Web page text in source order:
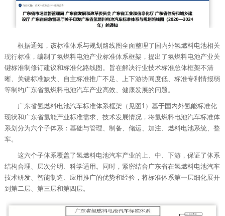
根据通知，该标准体系与规划路线图全面整理了国内外氢燃料电池相关
现行标准，编制了氢燃料电池产业标准体系框架，提出了氢燃料电池产业关
键标准制修订建议和标准化路线图。旨在解决行业技术标准总体框架不清
晰、关键标准缺失、自主标准推广不足、上下游协同度低、标准专利情报弱
等制约广东省氢燃料电池汽车产业高效、健康发展的问题。
广东省氢燃料电池汽车标准体系框架（见图1）基于国内外氢能标准化
现状和广东省氢能产业标准需求、技术发展情况，将氢燃料电池汽车标准体
系划分为六个子体系：基础与管理、制备、储运、加注、燃料电池系统、整
车。
这六个子体系覆盖了氢燃料电池汽车产业的上、中、下游，保证了体系
结构合理、层次分明、科学适用。同时，紧密结合广东省在氢燃料电池汽车
技术研发、智能制造、应用推广的优势和经验，将标准体系第一层细化展开
到第二层、第三层和第四层。